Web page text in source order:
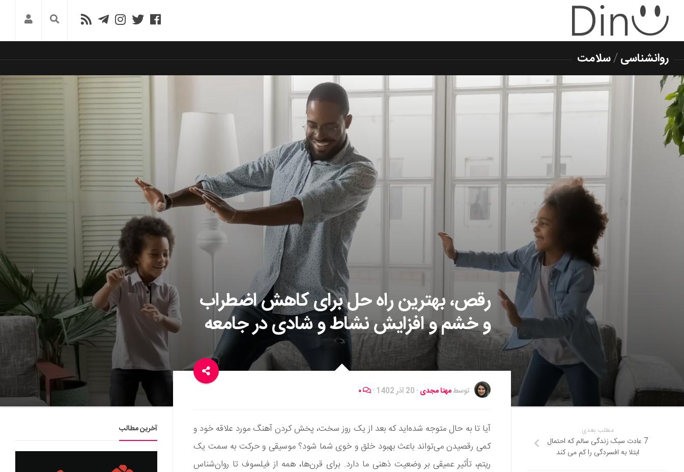
روانشناسی/سلامت
رقص، بهترین راه حل برای کاهش اضطراب
و خشم و افزایش نشاط و شادی در جامعه
توسطمهتا مجدی · 20 آذر 1402 ·
آیا تا به حال متوجه شده‌اید که بعد از یک روز سخت، پخش کردن آهنگ مورد علاقه خود و
کمی رقصیدن می‌تواند باعث بهبود خلق و خوی شما شود؟ موسیقی و حرکت به سمت یک
ریتم، تأثیر عمیقی بر وضعیت ذهنی ما دارد. برای قرن‌ها، همه از فیلسوف تا روان‌شناس
مطلب بعدی
7 عادت سبک زندگی سالم که احتمال
ابتلا به افسردگی را کم می‌ کند
آخرین مطالب